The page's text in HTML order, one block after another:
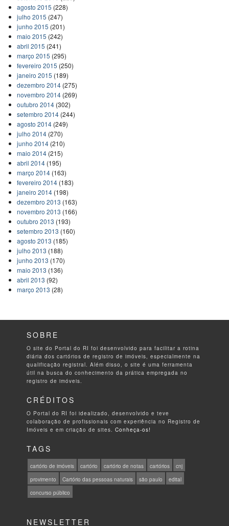
agosto 2015 (228)
julho 2015 (247)
junho 2015 (201)
maio 2015 (242)
abril 2015 (241)
março 2015 (295)
fevereiro 2015 (250)
janeiro 2015 (189)
dezembro 2014(275)
novembro 2014(269)
outubro 2014(302)
setembro 2014(244)
agosto 2014(249)
julho 2014(270)
junho 2014(210)
maio 2014(215)
abril 2014(195)
março 2014(163)
fevereiro 2014(183)
janeiro 2014(198)
dezembro 2013 (163)
novembro 2013 (166)
outubro 2013 (193)
setembro 2013 (160)
agosto 2013 (185)
julho 2013 (188)
junho 2013 (170)
maio 2013 (136)
abril 2013 (92)
março 2013 (28)
SOBRE
O site do Portal do RI foi desenvolvido para facilitar a rotina
diária dos cartórios de registro de imóveis, especialmente na
qualificação registral. Além disso, o site é uma ferramenta
útil na busca do conhecimento da prática empregada no
registro de imóveis.
CRÉDITOS
O Portal do RI foi idealizado, desenvolvido e teve
colaboração de profissionais com experiência no Registro de
Imóveis e em criação de sites.Conheça-os!
TAGS
cartório de imóveis cartório cartório de notas cartórios
cnj
provimento
Cartório das pessoas naturais são paulo
edital
concurso público
NEWSLETTER